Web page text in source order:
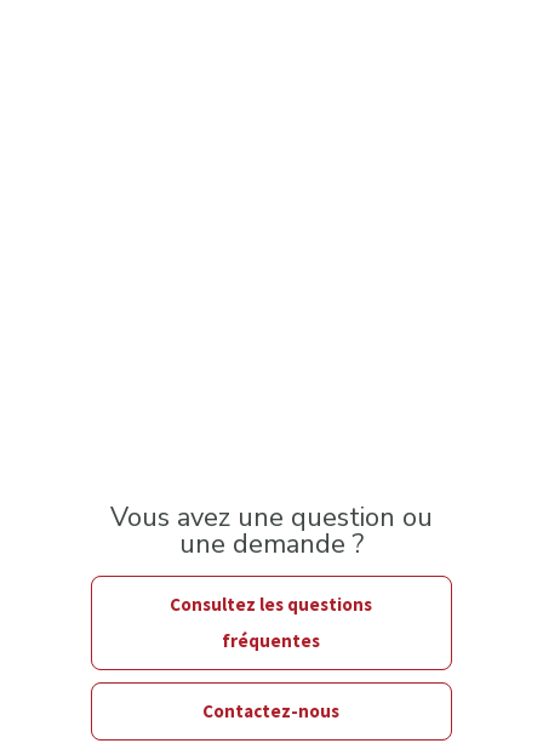
Vous avez une question ou
une demande ?
Consultez les questions
fréquentes
Contactez-nous